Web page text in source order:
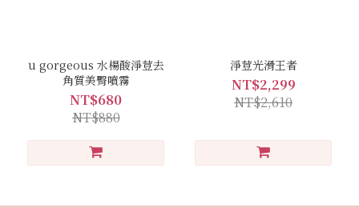
u gorgeous 水楊酸淨荳去
角質美臀噴霧
NT$680
NT$880
淨荳光滑王者
NT$2,299
NT$2,610